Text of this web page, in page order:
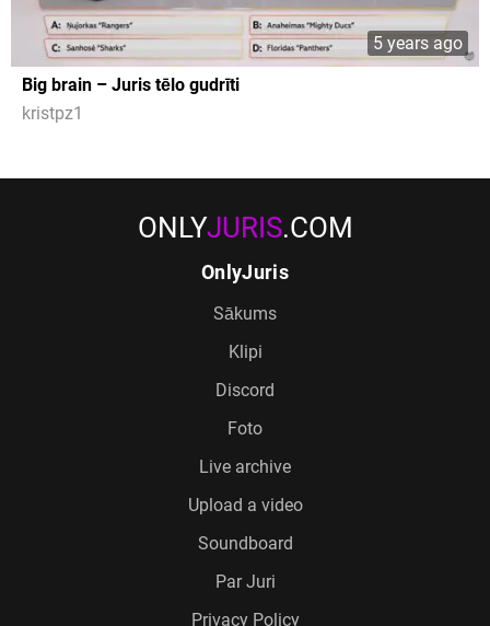
5 years ago
Big brain – Juris tēlo gudrīti
kristpz1
ONLYJURIS.COM
OnlyJuris
Sākums
Klipi
Discord
Foto
Live archive
Upload a video
Soundboard
Par Juri
Privacy Policy